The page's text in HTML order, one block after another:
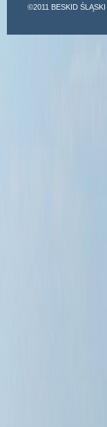
©2011 BESKID ŚLĄSKI